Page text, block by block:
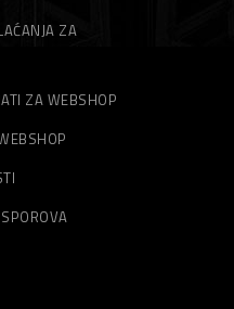
ZA
ZA WEBSHOP